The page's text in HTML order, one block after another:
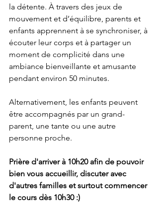
la détente. À travers des jeux de
mouvement et d’équilibre, parents et
enfants apprennent à se synchroniser, à
écouter leur corps et à partager un
moment de complicité dans une
ambiance bienveillante et amusante
pendant environ 50 minutes.
Alternativement, les enfants peuvent
être accompagnés par un grand-
parent, une tante ou une autre
personne proche.
Prière d'arriver à 10h20 afin de pouvoir
bien vous accueillir, discuter avec
d'autres familles et surtout commencer
le cours dès 10h30 :)